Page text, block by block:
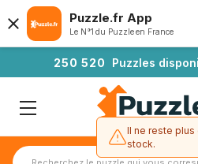
250 520 Puzzles
Puzzle.fr App
Le N°1 du Puzzle en France
Il ne reste plus
stock.